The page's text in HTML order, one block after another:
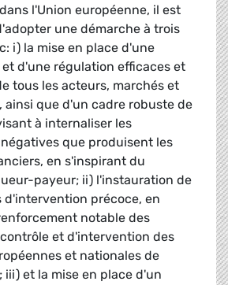
l'Union européenne, il est
une démarche à trois
i) la mise en place d'une
d'une régulation efficaces et
tous les acteurs, marchés et
ainsi que d'un cadre robuste de
à internaliser les
que produisent les
en s'inspirant du
payeur; ii) l'instauration de
d'intervention précoce, en
notable des
et d'intervention des
et nationales de
iii) et la mise en place d'un